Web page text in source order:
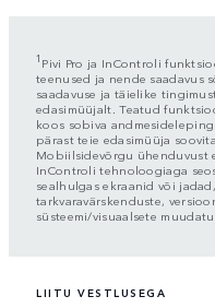
1 Pivi Pro ja InControli
teenused ja nende saadavus
saadavuse ja täielike
edasimüüjalt. Teatud
koos sobiva
pärast teie edasimüüja
Mobiilsidevõrgu ühenduvust
InControli tehnoloogiaga
sealhulgas ekraanid või
tarkvaravärskenduste,
süsteemi/visuaalsete
LIITU VESTLUSEGA